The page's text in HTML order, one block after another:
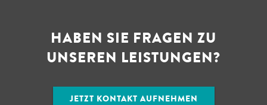
HABEN SIE FRAGEN ZU
UNSEREN LEISTUNGEN?
JETZT KONTAKT AUFNEHMEN